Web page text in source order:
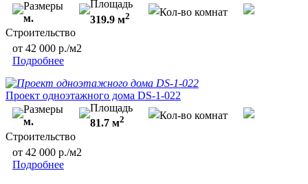
Размеры
м.
Площадь
319.9 м2
Кол-во комнат
Строительство
от 42 000 р./м2
Подробнее
Проект одноэтажного дома DS-1-022
Размеры
м.
Площадь
81.7 м2
Кол-во комнат
Строительство
от 42 000 р./м2
Подробнее